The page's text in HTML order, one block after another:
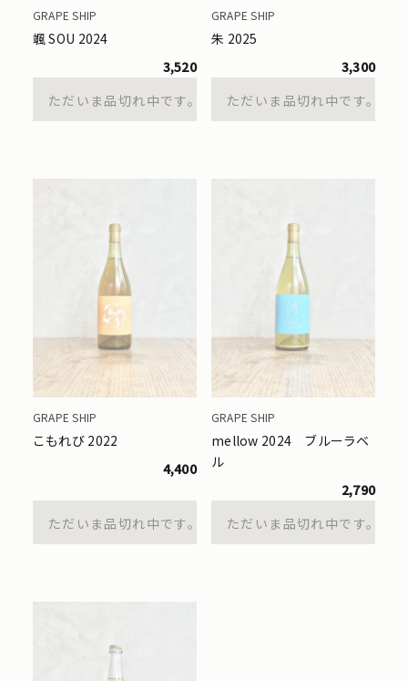
GRAPE SHIP
颯 SOU 2024
3,520
ただいま品切れ中です。
GRAPE SHIP
朱 2025
3,300
ただいま品切れ中です。
GRAPE SHIP
こもれび 2022
4,400
ただいま品切れ中です。
GRAPE SHIP
mellow 2024 ブルーラベ
ル
2,790
ただいま品切れ中です。